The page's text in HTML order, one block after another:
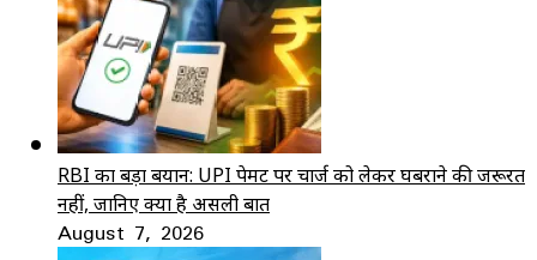
RBI का बड़ा बयान: UPI पेमेंट पर चार्ज को लेकर घबराने की जरूरत
नहीं, जानिए क्या है असली बात
August 7, 2026